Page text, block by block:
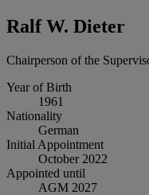
Ralf W. Dieter
Chairperson of the
Year of Birth
1961
Nationality
German
Initial Appointment
October 2022
Appointed until
AGM 2027